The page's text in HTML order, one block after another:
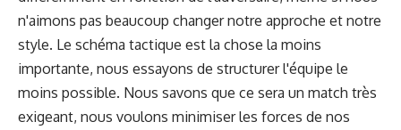
n'aimons pas beaucoup changer notre approche et notre
style. Le schéma tactique est la chose la moins
importante, nous essayons de structurer l'équipe le
moins possible. Nous savons que ce sera un match très
exigeant, nous voulons minimiser les forces de nos